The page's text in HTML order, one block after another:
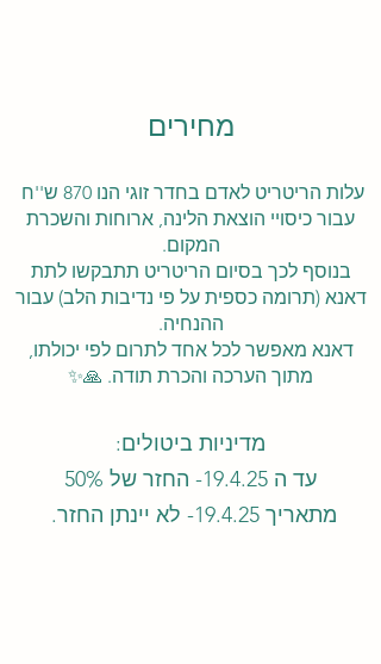
מחירים
עלות הריטריט לאדם בחדר זוגי הנו 870 ש''ח
עבור כיסויי הוצאת הלינה, ארוחות והשכרת
המקום.
בנוסף לכך בסיום הריטריט תתבקשו לתת
דאנא (תרומה כספית על פי נדיבות הלב) עבור
ההנחיה.
דאנא מאפשר לכל אחד לתרום לפי יכולתו,
מתוך הערכה והכרת תודה. 🙏✨
מדיניות ביטולים:
עד ה 19.4.25- החזר של 50%
מתאריך 19.4.25- לא יינתן החזר.